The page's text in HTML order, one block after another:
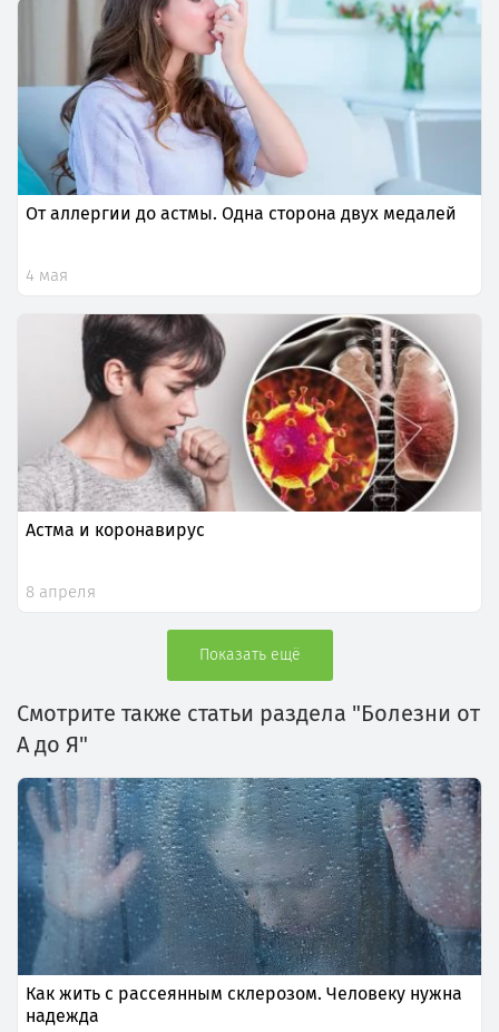
От аллергии до астмы. Одна сторона двух медалей
4 мая
Астма и коронавирус
8 апреля
Показать ещё
Смотрите также статьи раздела "Болезни от
А до Я"
Как жить с рассеянным склерозом. Человеку нужна
надежда